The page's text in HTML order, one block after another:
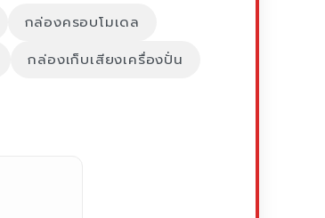
กล่องครอบโมเดล
กล่องเก็บเสียงเครื่องปั่น